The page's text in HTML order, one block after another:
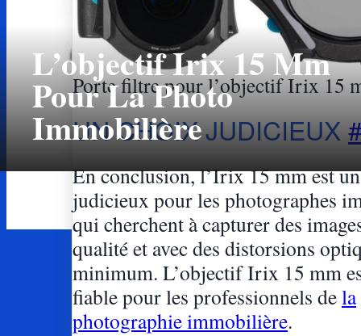
L’objectif Irix 15 Mm
Pour La Photo
Immobilière
Porte filtre pour l’objectif Irix 15
UN CHOIX JUDICIEUX
En conclusion, l’Irix 15 mm est
judicieux pour les photographes
qui cherchent à capturer des
qualité et avec des distorsions
minimum. L’objectif Irix 15 mm
fiable pour les professionnels dela
photographie immobilière.